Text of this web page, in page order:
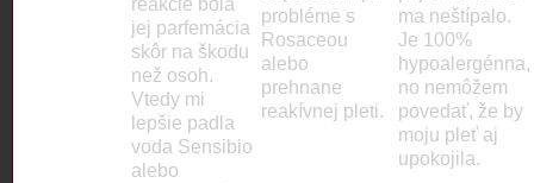
reakcie bola
jej parfemácia
skôr na škodu
než osoh.
Vtedy mi
lepšie padla
voda Sensibio
alebo
probléme s
Rosaceou
alebo
prehnane
reakívnej pleti.
ma neštípalo.
Je 100%
hypoalergénna,
no nemôžem
povedať, že by
moju pleť aj
upokojila.